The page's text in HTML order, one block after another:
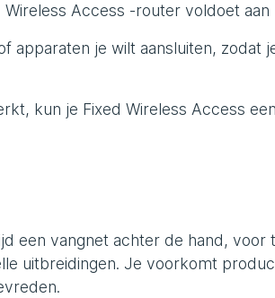
Access -router voldoet aan
apparaten je wilt aansluiten, zodat
kun je Fixed Wireless Access
een vangnet achter de hand, voor
uitbreidingen. Je voorkomt